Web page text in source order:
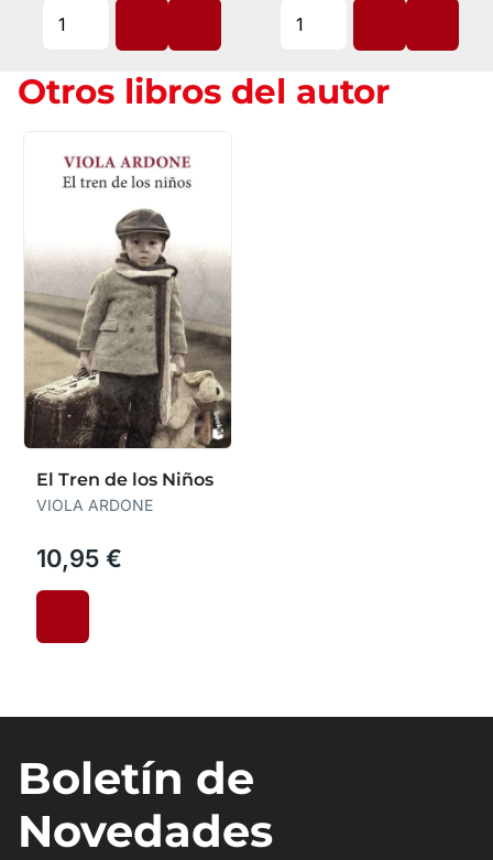
Otros libros del autor
El Tren de los Niños
VIOLA ARDONE
10,95 €
Boletín de
Novedades